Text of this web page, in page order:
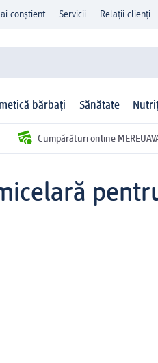
conștient Servicii Relații clienți
bărbați Sănătate
Cumpărături online